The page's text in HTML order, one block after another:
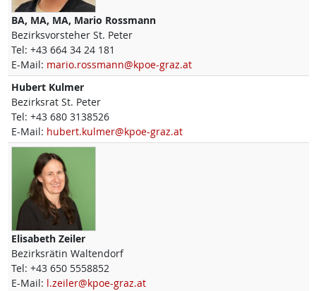
BA, MA, MA, Mario Rossmann
Bezirksvorsteher St. Peter
Tel: +43 664 34 24 181
E-Mail: mario.rossmann@kpoe-graz.at
Hubert Kulmer
Bezirksrat St. Peter
Tel: +43 680 3138526
E-Mail: hubert.kulmer@kpoe-graz.at
Elisabeth Zeiler
Bezirksrätin Waltendorf
Tel: +43 650 5558852
E-Mail: l.zeiler@kpoe-graz.at